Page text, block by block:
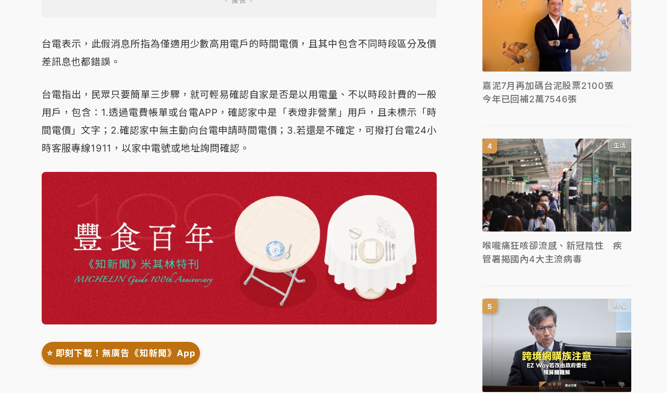
台電表示，此假消息所指為僅適用少數高用電戶的時間電價，且其中包含不同時段區分及價
差訊息也都錯誤。
台電指出，民眾只要簡單三步驟，就可輕易確認自家是否是以用電量、不以時段計費的一般
用戶，包含：1.透過電費帳單或台電APP，確認家中是「表燈非營業」用戶，且未標示「時
間電價」文字；2.確認家中無主動向台電申請時間電價；3.若還是不確定，可撥打台電24小
時客服專線1911，以家中電號或地址詢問確認。
⭐️ 即刻下載！無廣告《知新聞》App
嘉泥7月再加碼台泥股票2100張
今年已回補2萬7546張
生活
喉嚨痛狂咳卻流感、新冠陰性 疾
管署揭國內4大主流病毒
財經